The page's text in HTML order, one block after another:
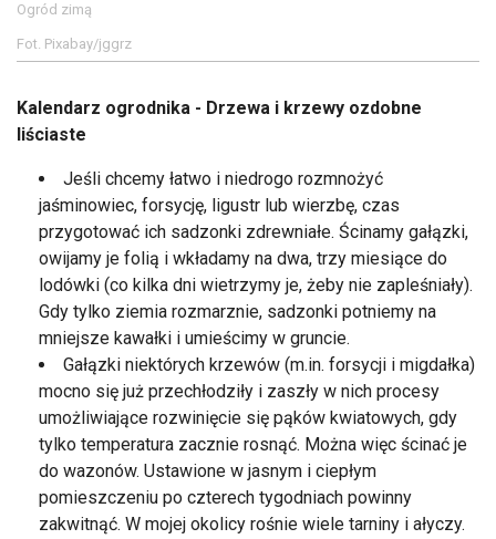
Ogród zimą
Fot. Pixabay/jggrz
Kalendarz ogrodnika - Drzewa i krzewy ozdobne
liściaste
Jeśli chcemy łatwo i niedrogo rozmnożyć
jaśminowiec, forsycję, ligustr lub wierzbę, czas
przygotować ich sadzonki zdrewniałe. Ścinamy gałązki,
owijamy je folią i wkładamy na dwa, trzy miesiące do
lodówki (co kilka dni wietrzymy je, żeby nie zapleśniały).
Gdy tylko ziemia rozmarznie, sadzonki potniemy na
mniejsze kawałki i umieścimy w gruncie.
Gałązki niektórych krzewów (m.in. forsycji i migdałka)
mocno się już przechłodziły i zaszły w nich procesy
umożliwiające rozwinięcie się pąków kwiatowych, gdy
tylko temperatura zacznie rosnąć. Można więc ścinać je
do wazonów. Ustawione w jasnym i ciepłym
pomieszczeniu po czterech tygodniach powinny
zakwitnąć. W mojej okolicy rośnie wiele tarniny i ałyczy.